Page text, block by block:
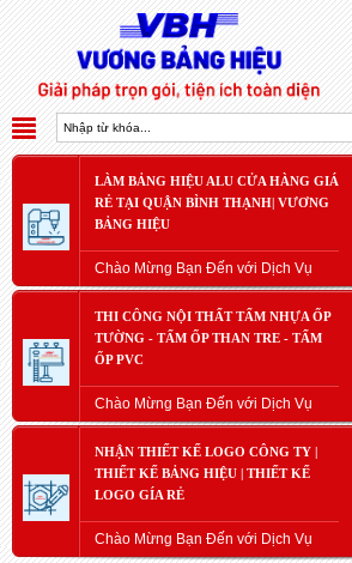
LÀM BẢNG HIỆU ALU CỬA HÀNG GIÁ
RẺ TẠI QUẬN BÌNH THẠNH| VƯƠNG
BẢNG HIỆU
Chào Mừng Bạn Đến với Dịch Vụ
THI CÔNG NỘI THẤT TẤM NHỰA ỐP
TƯỜNG - TẤM ỐP THAN TRE - TẤM
ỐP PVC
Chào Mừng Bạn Đến với Dịch Vụ
NHẬN THIẾT KẾ LOGO CÔNG TY |
THIẾT KẾ BẢNG HIỆU | THIẾT KẾ
LOGO GÍA RẺ
Chào Mừng Bạn Đến với Dịch Vụ